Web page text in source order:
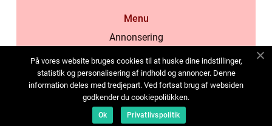
Menu
Annonsering
Cookies
Kontakta oss
Sitemap
På vores website bruges cookies til at huske dine indstillinger,
statistik og personalisering af indhold og annoncer. Denne
information deles med tredjepart. Ved fortsat brug af websiden
godkender du cookiepolitikken.
Ok Privatlivspolitik